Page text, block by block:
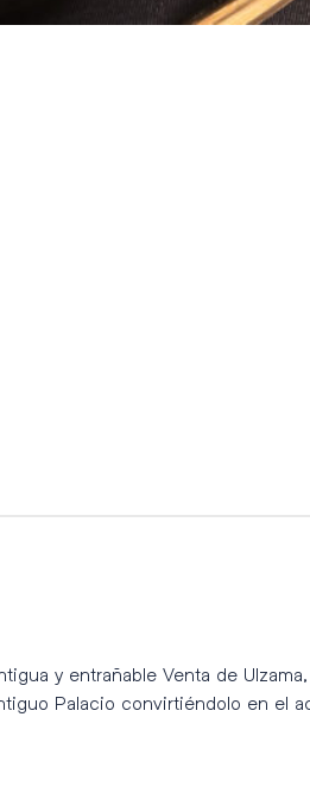
y entrañable Venta de
Palacio convirtiéndolo en el